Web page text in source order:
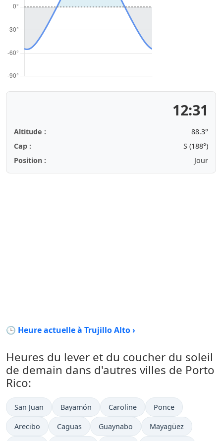
12:31
Altitude :
88.3°
Cap :
S (188°)
Position :
Jour
🕒 Heure actuelle à Trujillo Alto ›
Heures du lever et du coucher du soleil
de demain dans d'autres villes de Porto
Rico:
San Juan Bayamón Caroline Ponce
Arecibo Caguas Guaynabo Mayagüez